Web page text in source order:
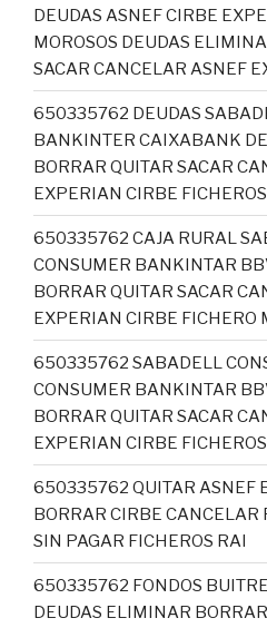
DEUDAS ASNEF CIRBE
MOROSOS DEUDAS
SACAR CANCELAR ASNEF
650335762 DEUDAS
BANKINTER CAIXABANK
BORRAR QUITAR SACAR
EXPERIAN CIRBE
650335762 CAJA RURAL
CONSUMER BANKINTAR
BORRAR QUITAR SACAR
EXPERIAN CIRBE FICHERO
650335762 SABADELL
CONSUMER BANKINTAR
BORRAR QUITAR SACAR
EXPERIAN CIRBE
650335762 QUITAR ASNEF
BORRAR CIRBE CANCELAR
SIN PAGAR FICHEROS RAI
650335762 FONDOS BUITRE
DEUDAS ELIMINAR